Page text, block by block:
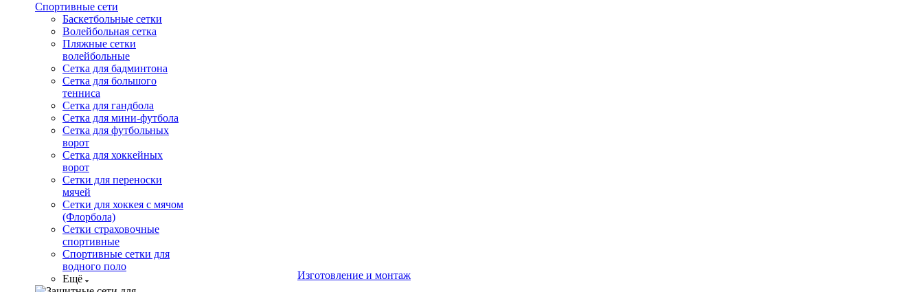
Спортивные сети
Баскетбольные сетки
Волейбольная сетка
Пляжные сетки
волейбольные
Сетка для бадминтона
Сетка для большого
тенниса
Сетка для гандбола
Сетка для мини-футбола
Сетка для футбольных
ворот
Сетка для хоккейных
ворот
Сетки для переноски
мячей
Сетки для хоккея с мячом
(Флорбола)
Сетки страховочные
спортивные
Спортивные сетки для
водного поло
Ещё
Изготовление и монтаж